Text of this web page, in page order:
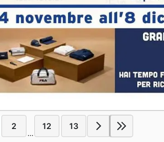
2
...
12 13